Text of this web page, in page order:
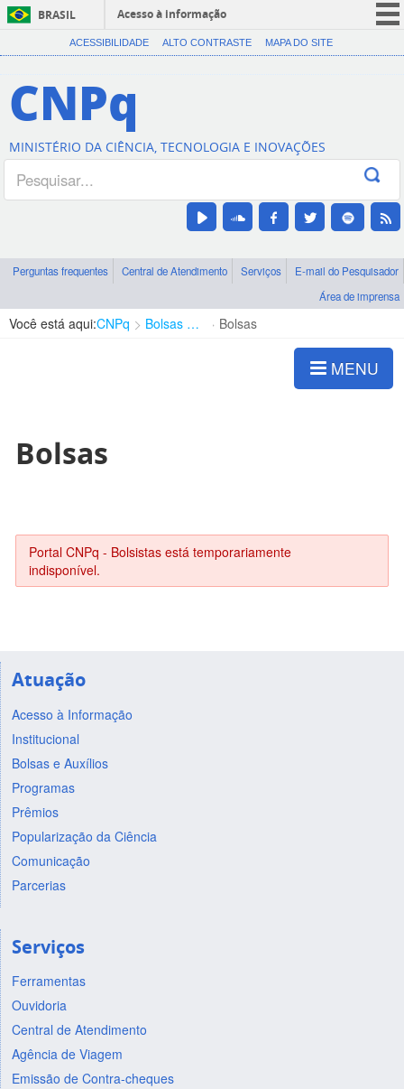
BRASIL
Acesso à informação
CORONAVÍRUS (COVID-19)
Canais
ACESSIBILIDADE ALTO CONTRASTE MAPA DO SITE
CNPq
MINISTÉRIO DA CIÊNCIA, TECNOLOGIA E INOVAÇÕES
Perguntas frequentes Central de Atendimento Serviços
E-mail do Pesquisador
Área de imprensa
Você está aqui:CNPq Bolsas e Auxílios Vigentes Bolsas
MENU
Bolsas
Portal CNPq - Bolsistas está temporariamente
indisponível.
Atuação
Acesso à Informação
Institucional
Bolsas e Auxílios
Programas
Prêmios
Popularização da Ciência
Comunicação
Parcerias
Serviços
Ferramentas
Ouvidoria
Central de Atendimento
Agência de Viagem
Emissão de Contra-cheques